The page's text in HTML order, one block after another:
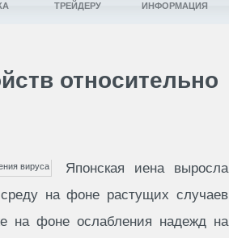
относительно
Японская иена выросла
на фоне растущих случаев
на фоне ослабления надежд на
ТРЕЙДЕРУ ИНФОРМАЦИЯ